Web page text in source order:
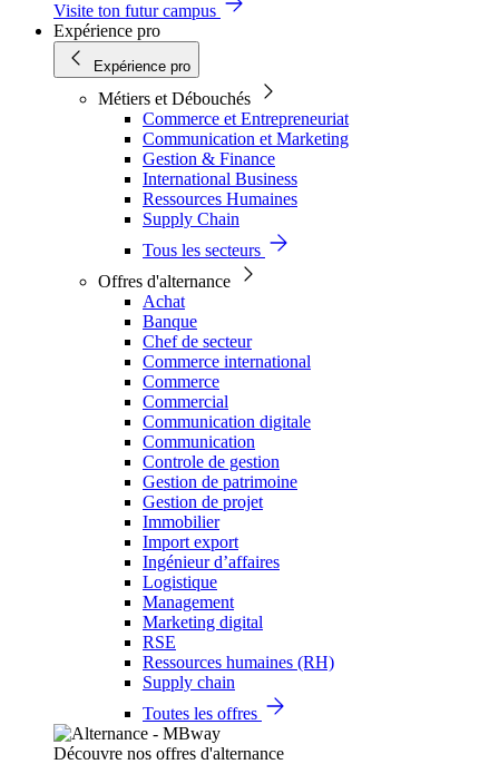
Visite ton futur campus
Expérience pro
Expérience pro
Métiers et Débouchés
Commerce et Entrepreneuriat
Communication et Marketing
Gestion & Finance
International Business
Ressources Humaines
Supply Chain
Tous les secteurs
Offres d'alternance
Achat
Banque
Chef de secteur
Commerce international
Commerce
Commercial
Communication digitale
Communication
Controle de gestion
Gestion de patrimoine
Gestion de projet
Immobilier
Import export
Ingénieur d’affaires
Logistique
Management
Marketing digital
RSE
Ressources humaines (RH)
Supply chain
Toutes les offres
Découvre nos offres d'alternance